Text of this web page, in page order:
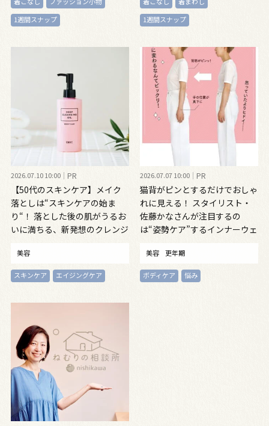
1週間スナップ
1週間スナップ
2026.07.10 10:00 PR
【50代のスキンケア】メイク
落としは“スキンケアの始ま
り“！ 落とした後の肌がうるお
いに満ちる、新発想のクレンジ
美容
スキンケア エイジングケア
2026.07.07 10:00 PR
猫背がピンとするだけでおしゃ
れに見える！ スタイリスト・
佐藤かなさんが注目するの
は“姿勢ケア”するインナーウェ
美容 更年期
ボディケア 悩み